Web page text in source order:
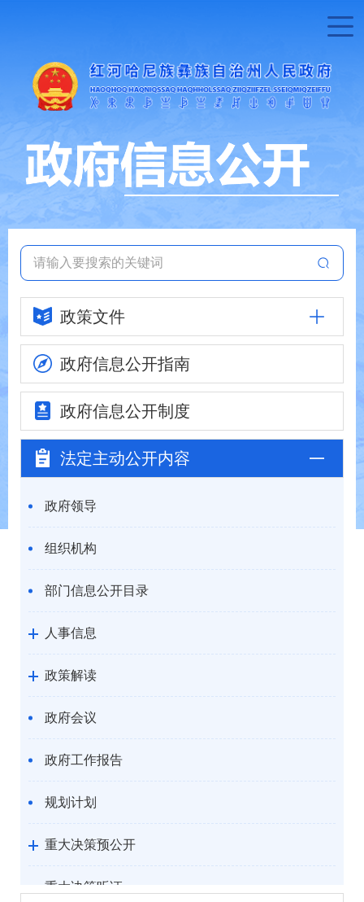
政策文件
政府信息公开指南
政府信息公开制度
法定主动公开内容
政府领导
组织机构
部门信息公开目录
人事信息
政策解读
政府会议
政府工作报告
规划计划
重大决策预公开
重大决策听证